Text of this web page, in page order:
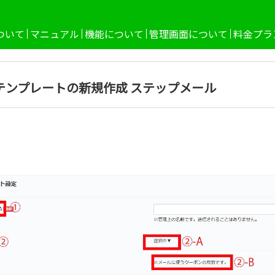
いて マニュアル 機能について 管理画面について 料金プラ
ンプレートの新規作成 ステップメール